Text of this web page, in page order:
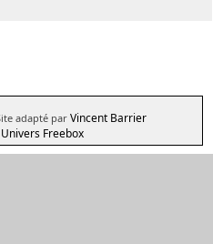
adapté par Vincent Barrier
Univers Freebox